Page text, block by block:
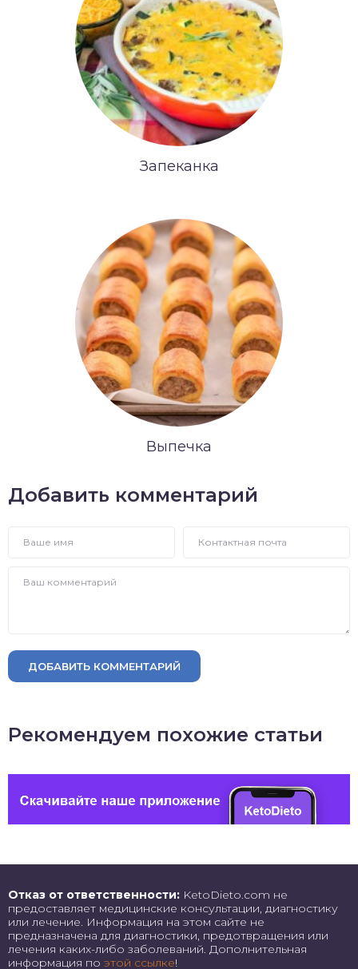
Запеканка
Выпечка
Добавить комментарий
ДОБАВИТЬ КОММЕНТАРИЙ
Рекомендуем похожие статьи
Отказ от ответственности: KetoDieto.com не
предоставляет медицинские консультации, диагностику
или лечение. Информация на этом сайте не
предназначена для диагностики, предотвращения или
лечения каких-либо заболеваний. Дополнительная
информация по этой ссылке!